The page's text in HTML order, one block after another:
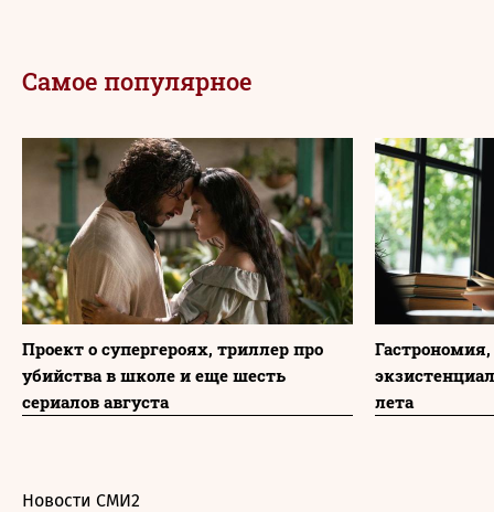
Самое популярное
Проект о супергероях, триллер про
убийства в школе и еще шесть
сериалов августа
лета
Новости СМИ2